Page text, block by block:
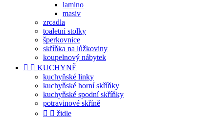
lamino
masiv
zrcadla
toaletní stolky
šperkovnice
skříňka na lůžkoviny
koupelnový nábytek
  KUCHYNĚ
kuchyňské linky
kuchyňské horní skříňky
kuchyňské spodní skříňky
potravinové skříně
  židle